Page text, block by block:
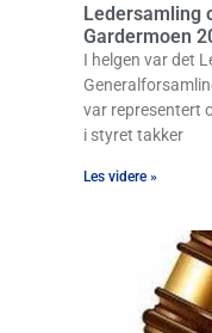
Ledersamling
Gardermoen
I helgen var det
var representert
i styret takker
Les videre »